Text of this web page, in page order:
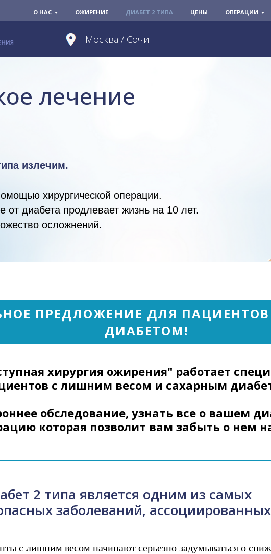
Москва / Сочи
О НАС ОЖИРЕНИЕ ДИАБЕТ 2 ТИПА ЦЕНЫ ОПЕРАЦИИ
излечим.
хирургической операции.
от диабета продлевает жизнь на 10 лет.
осложнений.
лечение
ПРЕДЛОЖЕНИЕ ДЛЯ
ДИАБЕТОМ!
хирургия ожирения" работает
с лишним весом и сахарным
обследование, узнать все о вашем
которая позволит вам забыть о нем
2 типа является одним из самых
заболеваний,
с лишним весом начинают серьезно задумываться о